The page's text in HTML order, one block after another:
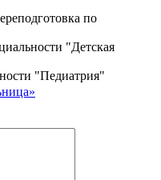
по
"Детская
"Педиатрия"